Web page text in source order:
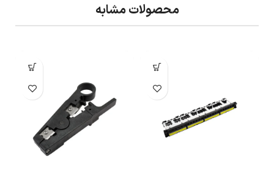
محصولات مشابه